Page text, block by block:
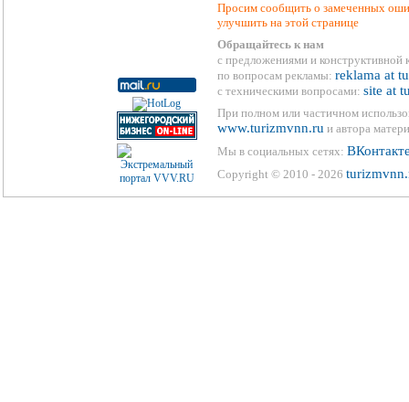
Просим сообщить о замеченных
улучшить на этой странице
Обращайтесь к нам
с предложениями и конструктивной
по вопросам рекламы: reklama at
с техническими вопросами: site at
При полном или частичном
www.turizmvnn.ru и автора
Мы в социальных сетях:
Copyright © 2010 - 2026